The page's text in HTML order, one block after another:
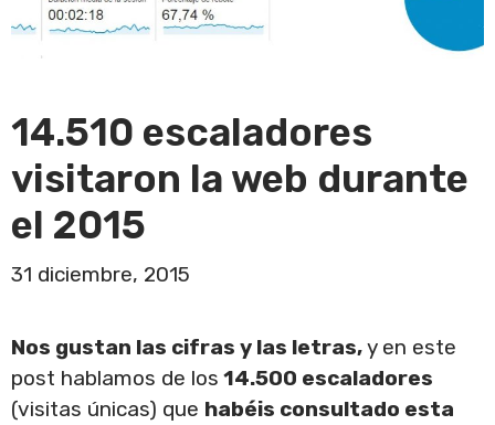
14.510 escaladores
visitaron la web durante
el 2015
31 diciembre, 2015
Nos gustan las cifras y las letras,y en este
post hablamos de los 14.500 escaladores
(visitas únicas) que habéis consultado esta